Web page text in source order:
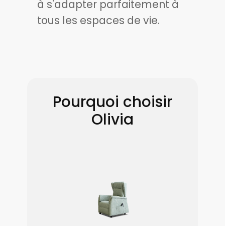
à s'adapter parfaitement à
tous les espaces de vie.
Pourquoi choisir
Olivia